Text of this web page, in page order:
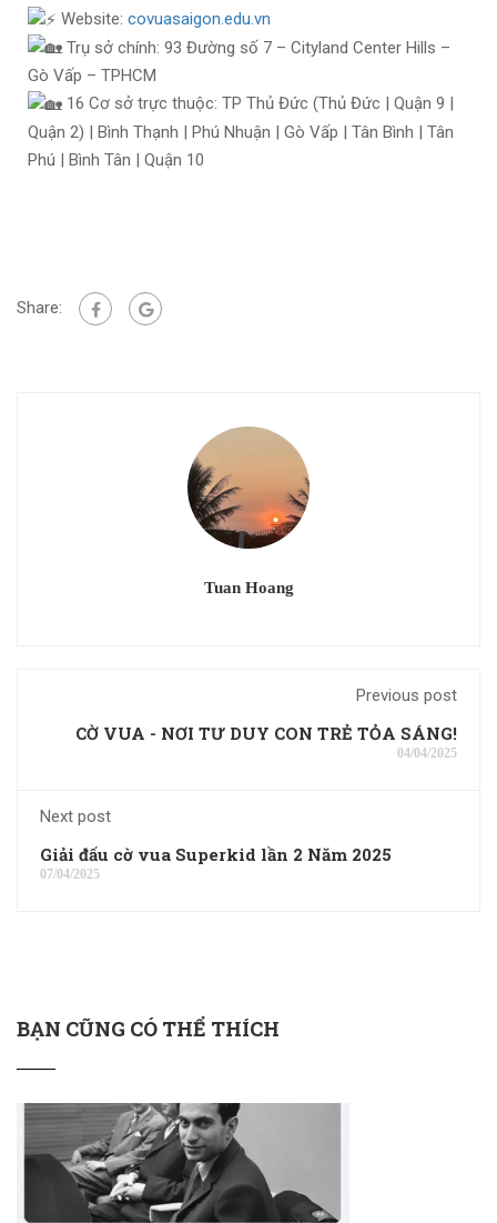
Website: covuasaigon.edu.vn
Trụ sở chính: 93 Đường số 7 – Cityland Center Hills –
Gò Vấp – TPHCM
16 Cơ sở trực thuộc: TP Thủ Đức (Thủ Đức | Quận 9 |
Quận 2) | Bình Thạnh | Phú Nhuận | Gò Vấp | Tân Bình | Tân
Phú | Bình Tân | Quận 10
Share:
Tuan Hoang
Previous post
CỜ VUA - NƠI TƯ DUY CON TRẺ TỎA SÁNG!
04/04/2025
Next post
Giải đấu cờ vua Superkid lần 2 Năm 2025
07/04/2025
BẠN CŨNG CÓ THỂ THÍCH